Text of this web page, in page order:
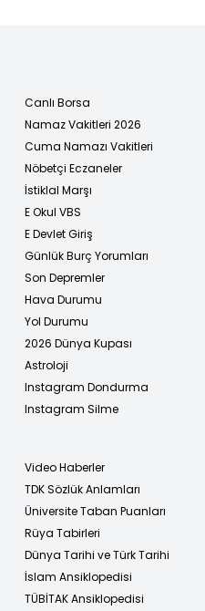
Canlı Borsa
Namaz Vakitleri 2026
Cuma Namazı Vakitleri
Nöbetçi Eczaneler
İstiklal Marşı
E Okul VBS
E Devlet Giriş
Günlük Burç Yorumları
Son Depremler
Hava Durumu
Yol Durumu
2026 Dünya Kupası
Astroloji
Instagram Dondurma
Instagram Silme
Video Haberler
TDK Sözlük Anlamları
Üniversite Taban Puanları
Rüya Tabirleri
Dünya Tarihi ve Türk Tarihi
İslam Ansiklopedisi
TÜBİTAK Ansiklopedisi